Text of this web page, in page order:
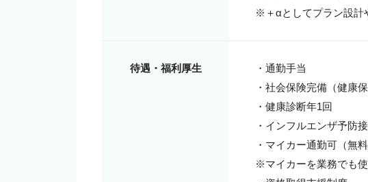
※＋αとしてプラン設計
待遇・福利厚生
・通勤手当
・社会保険完備（健康
・健康診断年1回
・インフルエンザ予防
・マイカー通勤可（無料
※マイカーを業務でも